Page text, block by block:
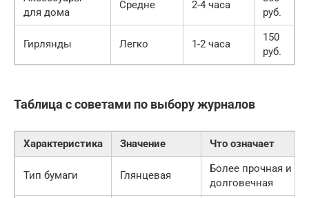
для дома
Средне 2-4 часа
руб.
Гирлянды Легко 1-2 часа
150
руб.
Таблица с советами по выбору журналов
Характеристика Значение Что означает
Тип бумаги Глянцевая
Более прочная и
долговечная